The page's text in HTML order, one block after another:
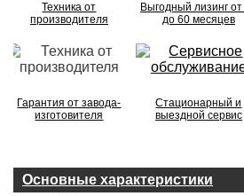
Техника от
производителя
Выгодный лизинг от
до 60 месяцев
Гарантия от завода-
изготовителя
Стационарный и
выездной сервис
Основные характеристики